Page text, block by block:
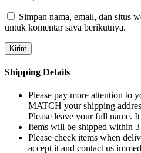
Simpan nama, email, dan situs
untuk komentar saya berikutnya.
Shipping Details
Please pay more attention to
MATCH your shipping
Please leave your full name.
Items will be shipped within 3
Please check items when
accept it and contact us